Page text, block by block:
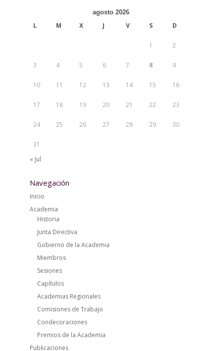
agosto 2026
L M X J V S D
1 2
3 4 5 6 7 8 9
10 11 12 13 14 15 16
17 18 19 20 21 22 23
24 25 26 27 28 29 30
31
« Jul
Navegación
Inicio
Academia
Historia
Junta Directiva
Gobierno de la Academia
Miembros
Sesiones
Capítulos
Academias Regionales
Comisiones de Trabajo
Condecoraciones
Premios de la Academia
Publicaciones